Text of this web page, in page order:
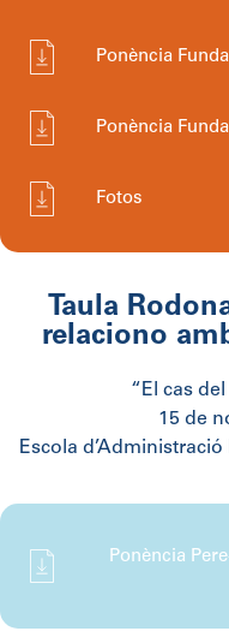
Ponència
Ponència
Fotos
Taula
relaciono
“El cas
15 de
Escola
Ponència